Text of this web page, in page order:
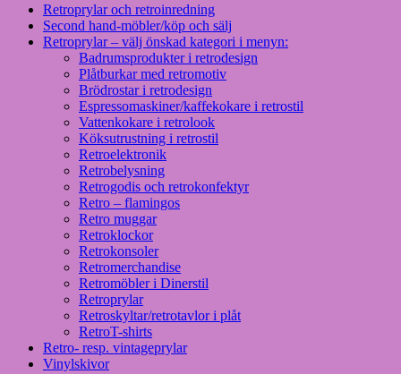
Retroprylar och retroinredning
Second hand-möbler/köp och sälj
Retroprylar – välj önskad kategori i menyn:
Badrumsprodukter i retrodesign
Plåtburkar med retromotiv
Brödrostar i retrodesign
Espressomaskiner/kaffekokare i retrostil
Vattenkokare i retrolook
Köksutrustning i retrostil
Retroelektronik
Retrobelysning
Retrogodis och retrokonfektyr
Retro – flamingos
Retro muggar
Retroklockor
Retrokonsoler
Retromerchandise
Retromöbler i Dinerstil
Retroprylar
Retroskyltar/retrotavlor i plåt
RetroT-shirts
Retro- resp. vintageprylar
Vinylskivor